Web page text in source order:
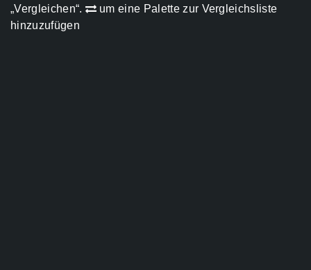
„Vergleichen“.
um eine Palette zur Vergleichsliste
hinzuzufügen